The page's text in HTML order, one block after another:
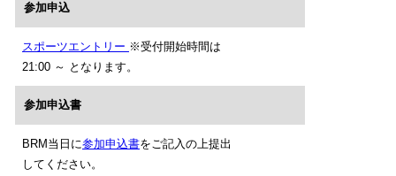
参加申込
スポーツエントリー ※受付開始時間は
21:00 ～ となります。
参加申込書
BRM当日に参加申込書をご記入の上提出
してください。